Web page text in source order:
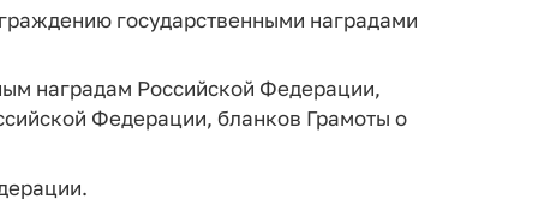
государственными наградами
наградам Российской Федерации,
Федерации, бланков Грамоты о